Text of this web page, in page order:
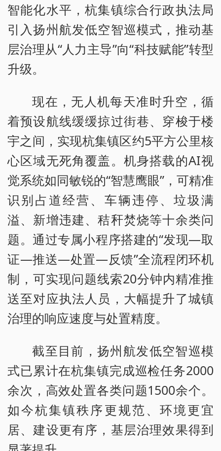
智能化水平，杭集镇综合行政执法局
引入扬州航发低空智巡模式，推动基
层治理从“人力主导”向“科技赋能”转型
升级。
现在，无人机每天准时升空，循
着预设航线缓缓掠过街巷、穿梭于楼
宇之间，实现杭集镇区约5平方公里核
心区域无死角覆盖。机身搭载的AI视
觉系统如同敏锐的“智慧鹰眼”，可精准
识别占道经营、车辆违停、垃圾满
溢、新增违建、秸秆焚烧等十余类问
题。通过专属小程序搭建的“发现—取
证—推送—处置—反馈”全流程闭环机
制，可实现问题线索20分钟内精准推
送至对应执法人员，大幅提升了城镇
治理的响应速度与处置精度。
截至目前，扬州航发低空智巡模
式已累计在杭集镇完成巡检任务2000
余次，高效处置各类问题1500余个。
如今杭集镇秩序更规范、环境更宜
居、建设更有序，基层治理效果得到